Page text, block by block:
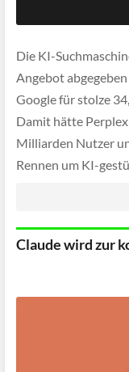
Die KI-
Angebot
Google für stolze
Damit hätte
Milliarden Nutzer
Rennen um KI-
Claude wird zur